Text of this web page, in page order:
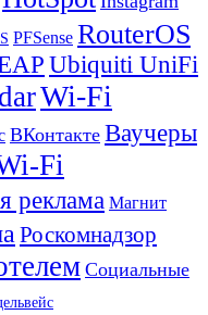
PFSense RouterOS
Ubiquiti UniFi
Wi-Fi
ВКонтакте Ваучеры
Fi
реклама Магнит
Роскомнадзор
Социальные